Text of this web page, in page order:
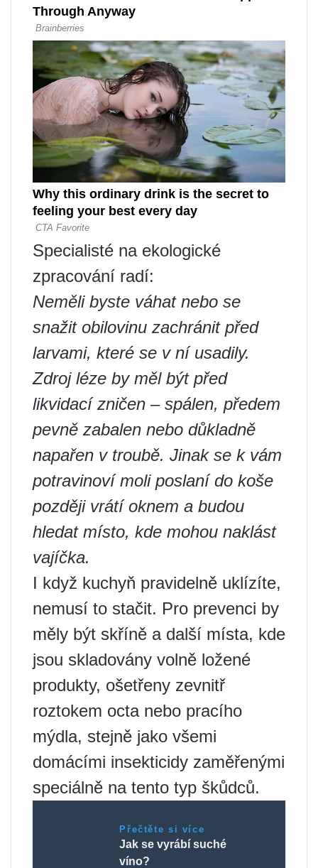
Specialisté na ekologické
zpracování radí:
Neměli byste váhat nebo se
snažit obilovinu zachránit před
larvami, které se v ní usadily.
Zdroj léze by měl být před
likvidací zničen – spálen, předem
pevně zabalen nebo důkladně
napařen v troubě. Jinak se k vám
potravinoví moli poslaní do koše
později vrátí oknem a budou
hledat místo, kde mohou naklást
vajíčka.
I když kuchyň pravidelně uklízíte,
nemusí to stačit. Pro prevenci by
měly být skříně a další místa, kde
jsou skladovány volně ložené
produkty, ošetřeny zevnitř
roztokem octa nebo pracího
mýdla, stejně jako všemi
domácími insekticidy zaměřenými
speciálně na tento typ škůdců.
Přečtěte si více
Jak se vyrábí suché
víno?